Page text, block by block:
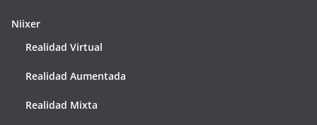
Niixer
Realidad Virtual
Realidad Aumentada
Realidad Mixta